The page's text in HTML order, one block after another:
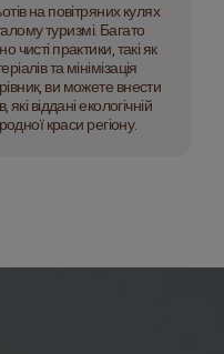
на повітряних кулях
туризмі. Багато
чисті практики, такі як
та мінімізація
ви можете внести
віддані екологічній
краси регіону.